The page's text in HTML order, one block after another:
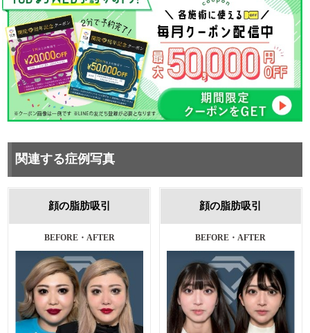
関連する症例写真
顔の脂肪吸引
施術前・3ヵ月後
顔の脂肪吸引
施術前・１ヶ月後